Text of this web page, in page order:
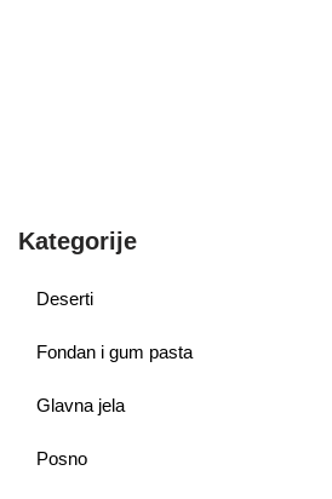
Kategorije
Deserti
Fondan i gum pasta
Glavna jela
Posno